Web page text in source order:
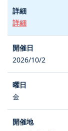
詳細
2026/10/2
金